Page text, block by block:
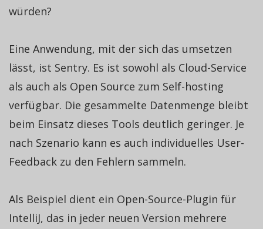
würden?
Eine Anwendung, mit der sich das umsetzen
lässt, ist Sentry. Es ist sowohl als Cloud-Service
als auch als Open Source zum Self-hosting
verfügbar. Die gesammelte Datenmenge bleibt
beim Einsatz dieses Tools deutlich geringer. Je
nach Szenario kann es auch individuelles User-
Feedback zu den Fehlern sammeln.
Als Beispiel dient ein Open-Source-Plugin für
IntelliJ, das in jeder neuen Version mehrere